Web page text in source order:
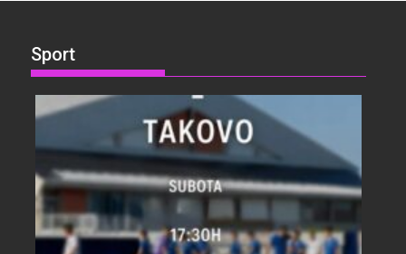
Sport